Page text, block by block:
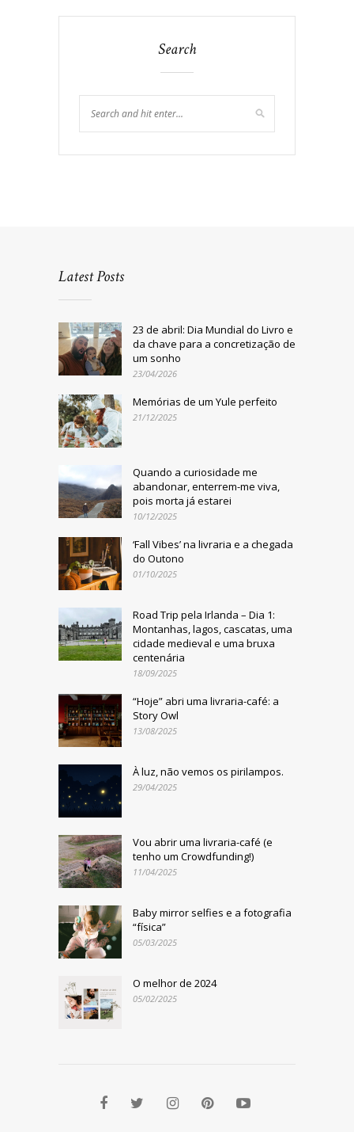
Search
Latest Posts
23 de abril: Dia Mundial do Livro e
da chave para a concretização de
um sonho
23/04/2026
Memórias de um Yule perfeito
21/12/2025
Quando a curiosidade me
abandonar, enterrem-me viva,
pois morta já estarei
10/12/2025
‘Fall Vibes’ na livraria e a chegada
do Outono
01/10/2025
Road Trip pela Irlanda – Dia 1:
Montanhas, lagos, cascatas, uma
cidade medieval e uma bruxa
centenária
18/09/2025
“Hoje” abri uma livraria-café: a
Story Owl
13/08/2025
À luz, não vemos os pirilampos.
29/04/2025
Vou abrir uma livraria-café (e
tenho um Crowdfunding!)
11/04/2025
Baby mirror selfies e a fotografia
“física”
05/03/2025
O melhor de 2024
05/02/2025